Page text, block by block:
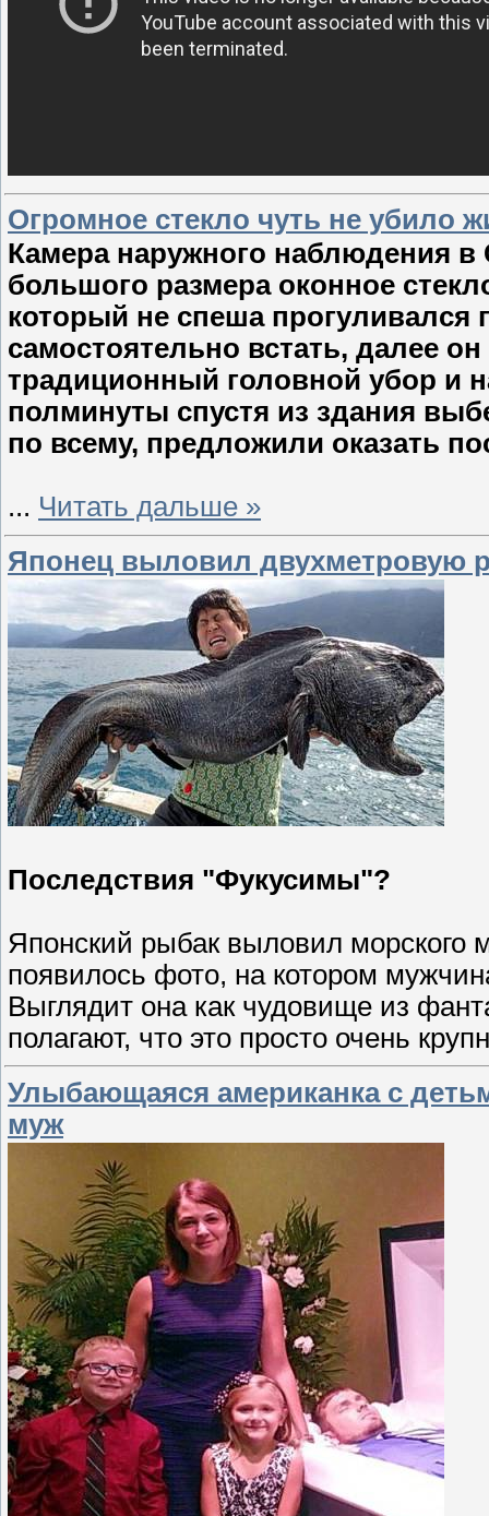
Огромное стекло чуть не убило
Камера наружного наблюдения в
большого размера оконное
который не спеша прогуливался
самостоятельно встать, далее
традиционный головной убор и
полминуты спустя из здания
по всему, предложили оказать
... Читать дальше »
Японец выловил двухметровую
Последствия "Фукусимы"?
Японский рыбак выловил морского
появилось фото, на котором
Выглядит она как чудовище из
полагают, что это просто очень
Улыбающаяся американка с
муж